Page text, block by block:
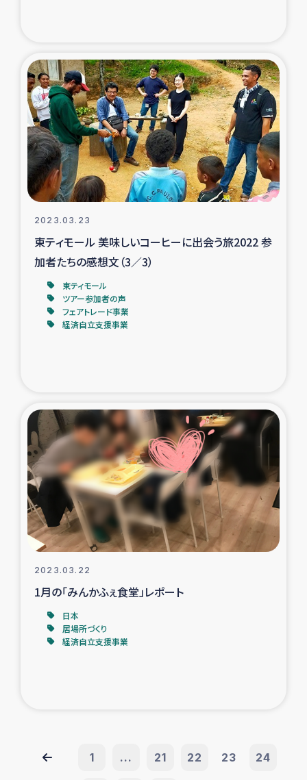
2023.03.23
東ティモール 美味しいコーヒーに出会う旅2022 参
加者たちの感想文（3／3）
東ティモール
ツアー参加者の声
フェアトレード事業
経済自立支援事業
2023.03.22
1月の「みんかふぇ食堂」レポート
日本
居場所づくり
経済自立支援事業
1 ... 21 22 23 24